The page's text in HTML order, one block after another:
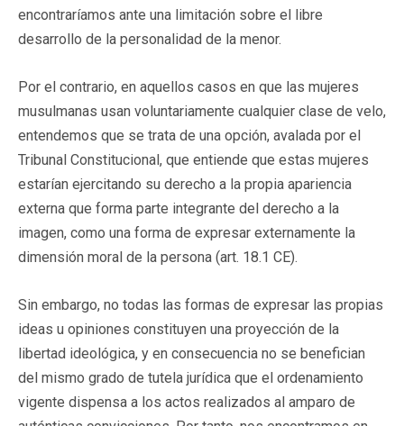
encontraríamos ante una limitación sobre el libre
desarrollo de la personalidad de la menor.
Por el contrario, en aquellos casos en que las mujeres
musulmanas usan voluntariamente cualquier clase de velo,
entendemos que se trata de una opción, avalada por el
Tribunal Constitucional, que entiende que estas mujeres
estarían ejercitando su derecho a la propia apariencia
externa que forma parte integrante del derecho a la
imagen, como una forma de expresar externamente la
dimensión moral de la persona (art. 18.1 CE).
Sin embargo, no todas las formas de expresar las propias
ideas u opiniones constituyen una proyección de la
libertad ideológica, y en consecuencia no se benefician
del mismo grado de tutela jurídica que el ordenamiento
vigente dispensa a los actos realizados al amparo de